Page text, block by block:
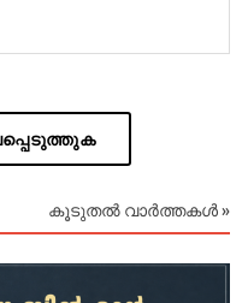
കൂടുതൽ വാർത്തകൾ »